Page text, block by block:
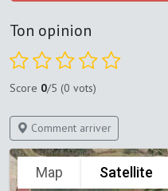
Ton opinion
Score 0/5 (0 vots)
Comment arriver
Map Satellite